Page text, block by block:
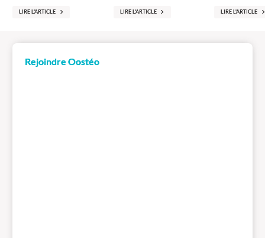
LIRE L'ARTICLE LIRE L'ARTICLE LIRE L'ARTICLE
Rejoindre Oostéo